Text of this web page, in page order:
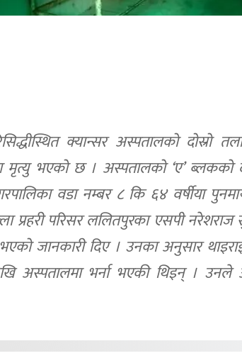
क्यान्सर अस्पतालको दोस्रो
मृत्यु भएको छ । अस्पतालको ‘ए’ ब्लकको
वडा नम्बर ८ कि ६४ वर्षीया
प्रहरी परिसर ललितपुरका एसपी
जानकारी दिए । उनका अनुसार
अस्पतालमा भर्ना भएकी थिइन् । उनले